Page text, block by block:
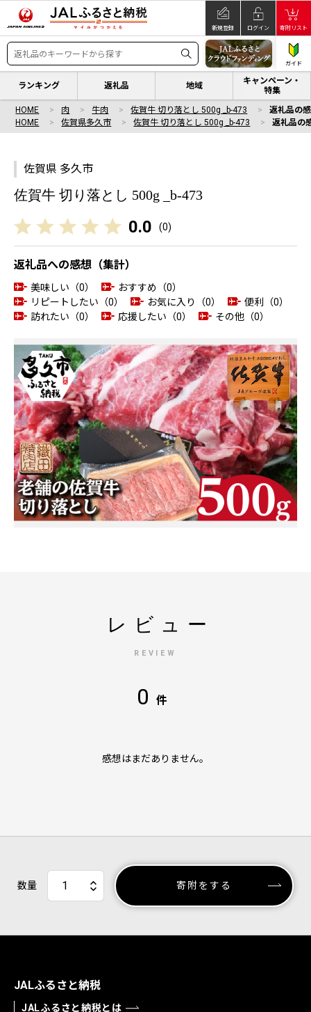
新規登録 ログイン 寄附リスト
ガイド
ランキング 返礼品 地域
キャンペーン・
特集
HOME 肉 牛肉 佐賀牛 切り落とし 500g _b-473
返礼品の
HOME
佐賀県多久市 佐賀牛 切り落とし 500g _b-473 返礼品の
佐賀県 多久市
佐賀牛 切り落とし 500g _b-473
0.0 (0)
返礼品への感想（集計）
美味しい（0）
おすすめ（0）
リピートしたい（0）
お気に入り（0）
便利（0）
訪れたい（0）
応援したい（0） その他（0）
レビュー
REVIEW
0 件
感想はまだありません。
数量 寄附をする
JALふるさと納税
JALふるさと納税とは